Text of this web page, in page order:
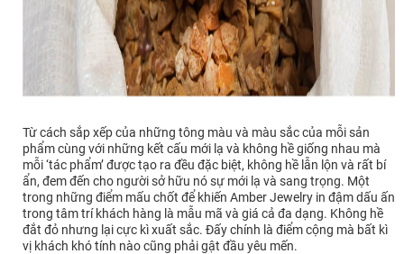
Từ cách sắp xếp của những tông màu và màu sắc của mỗi sản
phẩm cùng với những kết cấu mới lạ và không hề giống nhau mà
mỗi ‘tác phẩm’ được tạo ra đều đặc biệt, không hề lẫn lộn và rất bí
ẩn, đem đến cho người sở hữu nó sự mới lạ và sang trọng. Một
trong những điểm mấu chốt để khiến Amber Jewelry in đậm dấu ấn
trong tâm trí khách hàng là mẫu mã và giá cả đa dạng. Không hề
đắt đỏ nhưng lại cực kì xuất sắc. Đấy chính là điểm cộng mà bất kì
vị khách khó tính nào cũng phải gật đầu yêu mến.